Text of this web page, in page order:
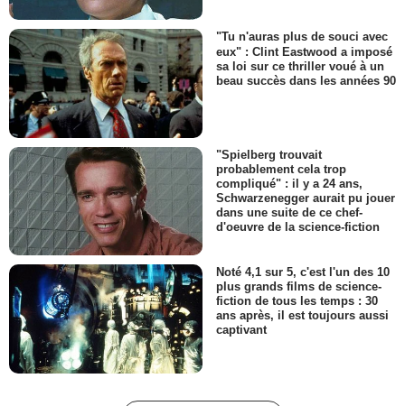
"Tu n'auras plus de souci avec
eux" : Clint Eastwood a imposé
sa loi sur ce thriller voué à un
beau succès dans les années 90
"Spielberg trouvait
probablement cela trop
compliqué" : il y a 24 ans,
Schwarzenegger aurait pu jouer
dans une suite de ce chef-
d'oeuvre de la science-fiction
Noté 4,1 sur 5, c'est l'un des 10
plus grands films de science-
fiction de tous les temps : 30
ans après, il est toujours aussi
captivant